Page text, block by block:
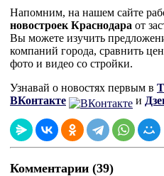
Напомним, на нашем сайте
новостроек Краснодара от
Вы можете изучить
компаний города, сравнить
фото и видео со стройки.
Узнавай о новостях первым в
ВКонтакте
и
Комментарии (39)